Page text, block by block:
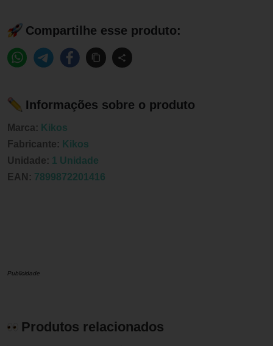
Compartilhe esse produto:
Informações sobre o produto
Marca: Kikos
Fabricante: Kikos
Unidade: 1 Unidade
EAN: 7899872201416
Publicidade
Produtos relacionados